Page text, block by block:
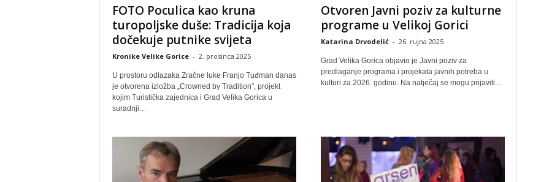
FOTO Poculica kao kruna
turopoljske duše: Tradicija koja
dočekuje putnike svijeta
Kronike Velike Gorice - 2. prosinca 2025
U prostoru odlazaka Zračne luke Franjo Tuđman danas
je otvorena izložba „Crowned by Tradition”, projekt
kojim Turistička zajednica i Grad Velika Gorica u
suradnji...
Otvoren Javni poziv za kulturne
programe u Velikoj Gorici
Katarina Drvodelić - 26. rujna 2025
Grad Velika Gorica objavio je Javni poziv za
predlaganje programa i projekata javnih potreba u
kulturi za 2026. godinu. Na natječaj se mogu prijaviti...